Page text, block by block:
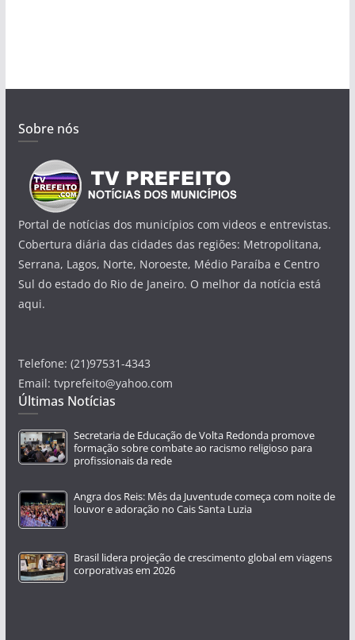
Sobre nós
Portal de notícias dos municípios com videos e entrevistas.
Cobertura diária das cidades das regiões: Metropolitana,
Serrana, Lagos, Norte, Noroeste, Médio Paraíba e Centro
Sul do estado do Rio de Janeiro. O melhor da notícia está
aqui.
Telefone: (21)97531-4343
Email: tvprefeito@yahoo.com
Últimas Notícias
Secretaria de Educação de Volta Redonda promove
formação sobre combate ao racismo religioso para
profissionais da rede
Angra dos Reis: Mês da Juventude começa com noite de
louvor e adoração no Cais Santa Luzia
Brasil lidera projeção de crescimento global em viagens
corporativas em 2026